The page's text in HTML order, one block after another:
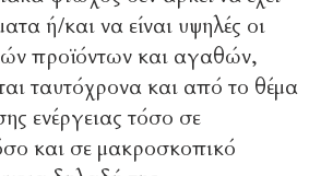
ή/και να είναι υψηλές οι
προϊόντων και αγαθών,
ταυτόχρονα και από το θέμα
ενέργειας τόσο σε
και σε μακροσκοπικό